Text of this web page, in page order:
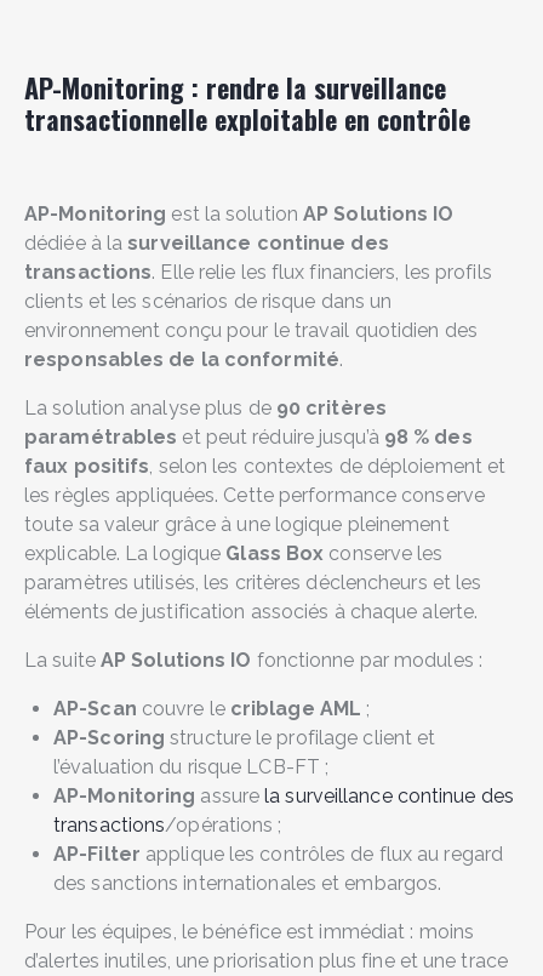
AP-Monitoring : rendre la surveillance
transactionnelle exploitable en contrôle
AP-Monitoring est la solutionAP Solutions IO
dédiée à lasurveillance continue des
transactions. Elle relie les flux financiers, les profils
clients et les scénarios de risque dans un
environnement conçu pour le travail quotidien des
responsables de la conformité.
La solution analyse plus de 90 critères
paramétrables et peut réduire jusqu’à 98 % des
faux positifs, selon les contextes de déploiement et
les règles appliquées. Cette performance conserve
toute sa valeur grâce à une logique pleinement
explicable. La logique Glass Box conserve les
paramètres utilisés, les critères déclencheurs et les
éléments de justification associés à chaque alerte.
La suite AP Solutions IO fonctionne par modules :
AP-Scan couvre le criblage AML ;
AP-Scoring structure le profilage client et
l’évaluation du risque LCB-FT ;
AP-Monitoring assurela surveillance continue des
transactions/opérations ;
AP-Filter applique les contrôles de flux au regard
des sanctions internationales et embargos.
Pour les équipes, le bénéfice est immédiat : moins
d’alertes inutiles, une priorisation plus fine et une trace